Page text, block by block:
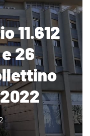
11.612
26